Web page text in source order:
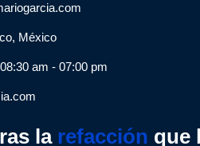
México
am - 07:00 pm
la refacción que